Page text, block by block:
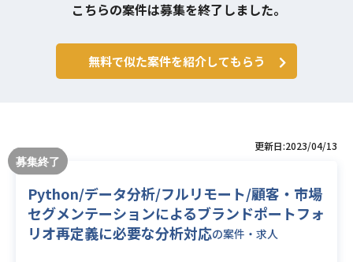
こちらの案件は募集を終了しました。
無料で似た案件を紹介してもらう
更新日:2023/04/13
Python/データ分析/フルリモート/顧客・市場
セグメンテーションによるブランドポートフォ
リオ再定義に必要な分析対応の案件・求人